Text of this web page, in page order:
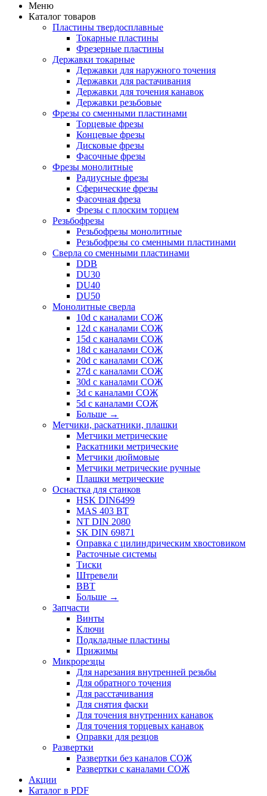
Меню
Каталог товаров
Пластины твердосплавные
Токарные пластины
Фрезерные пластины
Державки токарные
Державки для наружного точения
Державки для растачивания
Державки для точения канавок
Державки резьбовые
Фрезы со сменными пластинами
Торцевые фрезы
Концевые фрезы
Дисковые фрезы
Фасочные фрезы
Фрезы монолитные
Радиусные фрезы
Сферические фрезы
Фасочная фреза
Фрезы с плоским торцем
Резьбофрезы
Резьбофрезы монолитные
Резьбофрезы со сменными пластинами
Сверла со сменными пластинами
DDB
DU30
DU40
DU50
Монолитные сверла
10d с каналами СОЖ
12d с каналами СОЖ
15d с каналами СОЖ
18d с каналами СОЖ
20d с каналами СОЖ
27d с каналами СОЖ
30d с каналами СОЖ
3d с каналами СОЖ
5d с каналами СОЖ
Больше →
Метчики, раскатники, плашки
Метчики метрические
Раскатники метрические
Метчики дюймовые
Метчики метрические ручные
Плашки метрические
Оснастка для станков
HSK DIN6499
MAS 403 BT
NT DIN 2080
SK DIN 69871
Оправка с цилиндрическим хвостовиком
Расточные системы
Тиски
Штревели
BBT
Больше →
Запчасти
Винты
Ключи
Подкладные пластины
Прижимы
Микрорезцы
Для нарезания внутренней резьбы
Для обратного точения
Для расстачивания
Для снятия фаски
Для точения внутренних канавок
Для точения торцевых канавок
Оправки для резцов
Развертки
Развертки без каналов СОЖ
Развертки с каналами СОЖ
Акции
Каталог в PDF